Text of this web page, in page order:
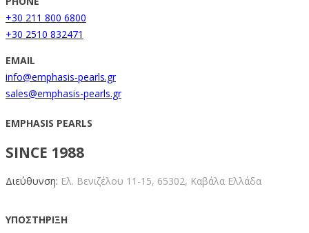
+30 211 800 6800
+30 2510 832471
EMAIL
info@emphasis-pearls.gr
sales@emphasis-pearls.gr
EMPHASIS PEARLS
SINCE 1988
Διεύθυνση: Ελ. Βενιζέλου 11-15, 65302, Καβάλα Ελλάδα
ΥΠΟΣΤΗΡΙΞΗ